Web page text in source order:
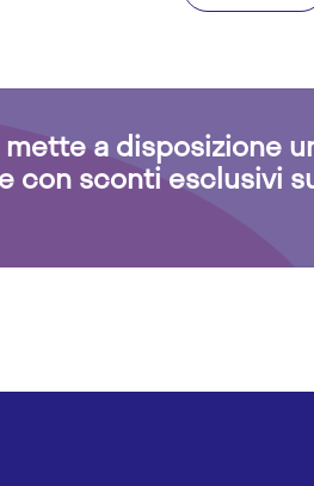
mette a disposizione
con sconti esclusivi